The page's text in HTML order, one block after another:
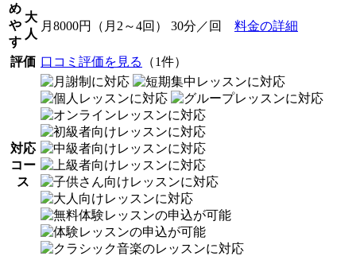
め
や
す
大
人
月8000円（月2～4回） 30分／回 料金の詳細
評価 口コミ評価を見る （1件）
対応
コー
ス